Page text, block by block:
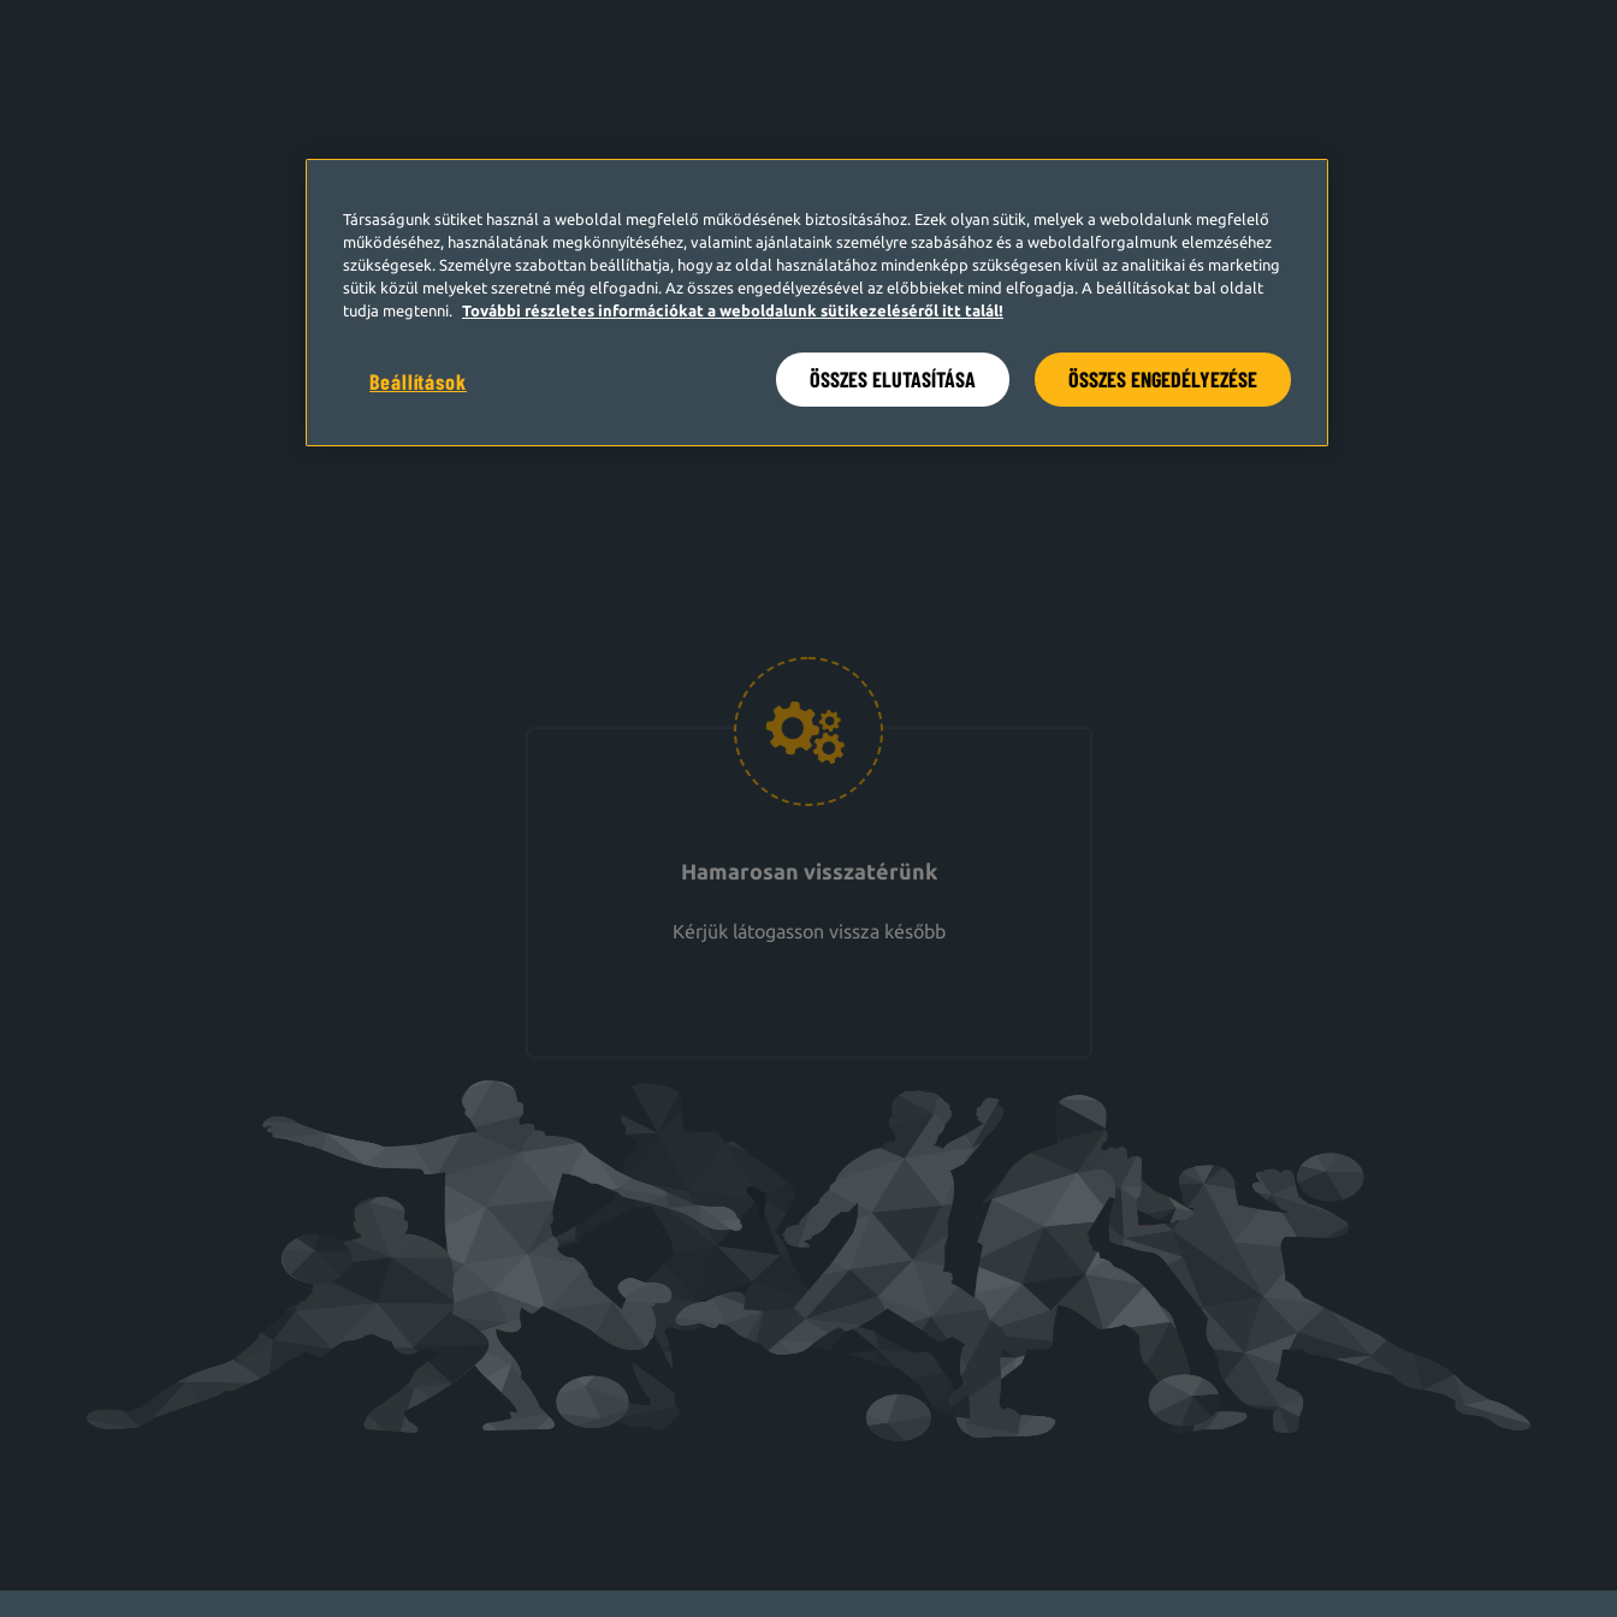
Hamarosan visszatérünk
Kérjük látogasson vissza később
Társaságunk sütiket használ a weboldal megfelelő működésének biztosításához. Ezek olyan sütik, melyek a weboldalunk megfelelő
működéséhez, használatának megkönnyítéséhez, valamint ajánlataink személyre szabásához és a weboldalforgalmunk elemzéséhez
szükségesek. Személyre szabottan beállíthatja, hogy az oldal használatához mindenképp szükségesen kívül az analitikai és marketing
sütik közül melyeket szeretné még elfogadni. Az összes engedélyezésével az előbbieket mind elfogadja. A beállításokat bal oldalt
tudja megtenni.
További részletes információkat a weboldalunk sütikezeléséről itt talál!
Beállítások ÖSSZES ELUTASÍTÁSA ÖSSZES ENGEDÉLYEZÉSE